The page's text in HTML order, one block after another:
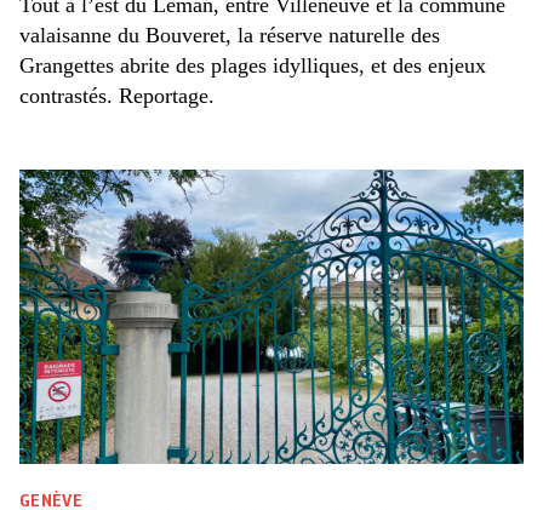
Tout à l’est du Léman, entre Villeneuve et la commune
valaisanne du Bouveret, la réserve naturelle des
Grangettes abrite des plages idylliques, et des enjeux
contrastés. Reportage.
GENÈVE